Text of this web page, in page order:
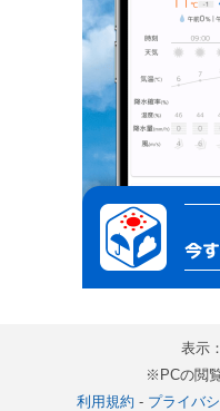
表示：
※PCの閲
利用規約 - プライバ